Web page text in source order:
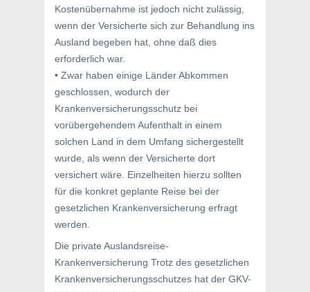
Kostenübernahme ist jedoch nicht zulässig,
wenn der Versicherte sich zur Behandlung ins
Ausland begeben hat, ohne daß dies
erforderlich war.
• Zwar haben einige Länder Abkommen
geschlossen, wodurch der
Krankenversicherungsschutz bei
vorübergehendem Aufenthalt in einem
solchen Land in dem Umfang sichergestellt
wurde, als wenn der Versicherte dort
versichert wäre. Einzelheiten hierzu sollten
für die konkret geplante Reise bei der
gesetzlichen Krankenversicherung erfragt
werden.
Die private Auslandsreise-
Krankenversicherung Trotz des gesetzlichen
Krankenversicherungsschutzes hat der GKV-